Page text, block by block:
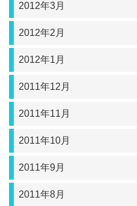
2012年3月
2012年2月
2012年1月
2011年12月
2011年11月
2011年10月
2011年9月
2011年8月